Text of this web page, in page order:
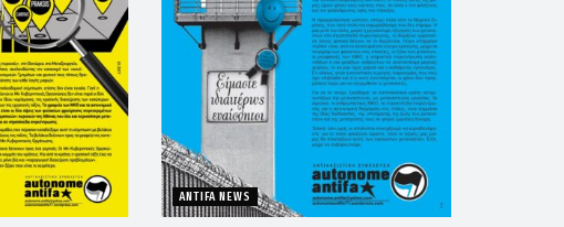
ANTIFA NEWS